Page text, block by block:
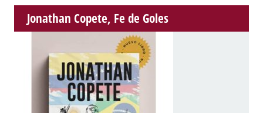
Jonathan Copete, Fe de Goles